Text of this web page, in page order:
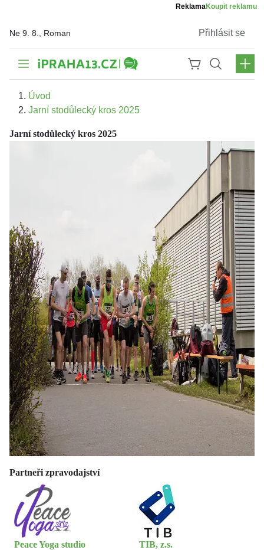
ReklamaKoupit reklamu
Ne 9. 8., Roman Přihlásit se
Úvod
Jarní stodůlecký kros 2025
Jarní stodůlecký kros 2025
Partneři zpravodajství
Peace Yoga studio TIB, z.s.